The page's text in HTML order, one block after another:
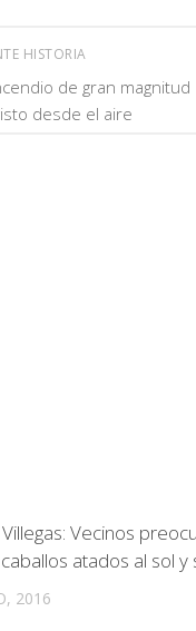
HISTORIA
de gran magnitud
desde el aire
Vecinos
atados al sol y
2016